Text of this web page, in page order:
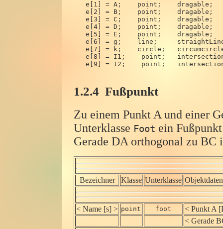
e[1] = A;    point;    dragable;
e[2] = B;    point;    dragable;
e[3] = C;    point;    dragable;
e[4] = D;    point;    dragable;
e[5] = E;    point;    dragable;
e[6] = g;    line;
e[7] = k;    circle;
e[8] = I1;    point;
e[9] = I2;    point;
1.2.4Fußpunkt
Zu einem Punkt A und einer
UnterklasseFootein Fußpunkt
Gerade DA orthogonal zu BC
Bezeichner Klasse Unterklasse Objektdaten
< Name [s] > point foot
< Punkt A
< Gerade